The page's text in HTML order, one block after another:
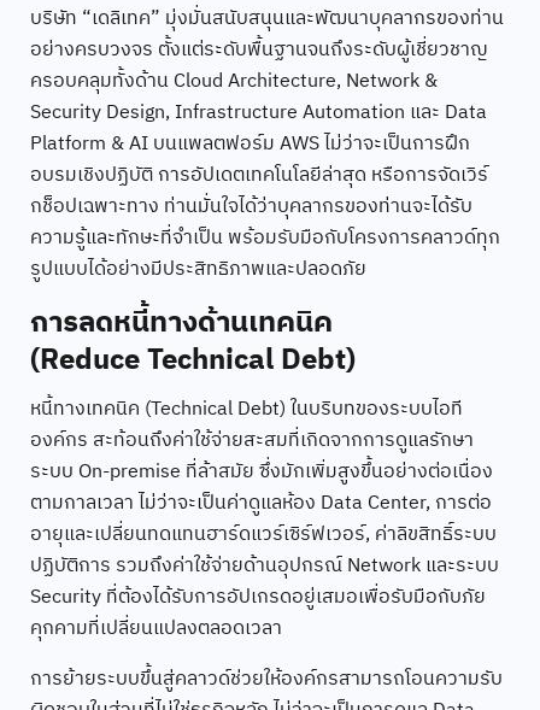
บริษัท “เดลิเทค” มุ่งมั่นสนับสนุนและพัฒนาบุคลากรของท่าน
อย่างครบวงจร ตั้งแต่ระดับพื้นฐานจนถึงระดับผู้เชี่ยวชาญ
ครอบคลุมทั้งด้าน Cloud Architecture, Network &
Security Design, Infrastructure Automation และ Data
Platform & AI บนแพลตฟอร์ม AWS ไม่ว่าจะเป็นการฝึก
อบรมเชิงปฏิบัติ การอัปเดตเทคโนโลยีล่าสุด หรือการจัดเวิร์
กช็อปเฉพาะทาง ท่านมั่นใจได้ว่าบุคลากรของท่านจะได้รับ
ความรู้และทักษะที่จำเป็น พร้อมรับมือกับโครงการคลาวด์ทุก
รูปแบบได้อย่างมีประสิทธิภาพและปลอดภัย
การลดหนี้ทางด้านเทคนิค
(Reduce Technical Debt)
หนี้ทางเทคนิค (Technical Debt) ในบริบทของระบบไอที
องค์กร สะท้อนถึงค่าใช้จ่ายสะสมที่เกิดจากการดูแลรักษา
ระบบ On-premise ที่ล้าสมัย ซึ่งมักเพิ่มสูงขึ้นอย่างต่อเนื่อง
ตามกาลเวลา ไม่ว่าจะเป็นค่าดูแลห้อง Data Center, การต่อ
อายุและเปลี่ยนทดแทนฮาร์ดแวร์เซิร์ฟเวอร์, ค่าลิขสิทธิ์ระบบ
ปฏิบัติการ รวมถึงค่าใช้จ่ายด้านอุปกรณ์ Network และระบบ
Security ที่ต้องได้รับการอัปเกรดอยู่เสมอเพื่อรับมือกับภัย
คุกคามที่เปลี่ยนแปลงตลอดเวลา
การย้ายระบบขึ้นสู่คลาวด์ช่วยให้องค์กรสามารถโอนความรับ